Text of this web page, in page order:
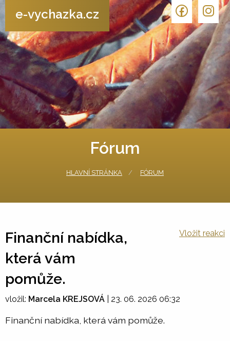
e-vychazka.cz
Fórum
HLAVNÍ STRÁNKA FÓRUM
Finanční nabídka,
která vám
pomůže.
Vložit reakci
vložil: Marcela KREJSOVÁ 23. 06. 2026 06:32
Finanční nabídka, která vám pomůže.